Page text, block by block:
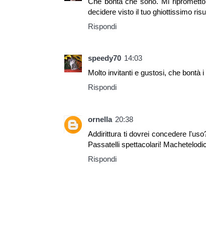
decidere visto il tuo ghiottissimo
Rispondi
speedy70 14:03
Molto invitanti e gustosi, che bontà
Rispondi
ornella 20:38
Addirittura ti dovrei concedere
Passatelli spettacolari!
Rispondi